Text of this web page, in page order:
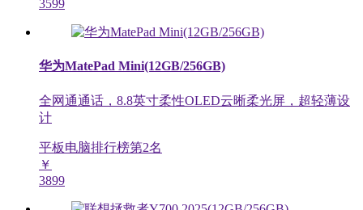
3599
华为MatePad Mini(12GB/256GB)
全网通通话，8.8英寸柔性OLED云晰柔光屏，超轻薄设
计
平板电脑排行榜第2名
￥
3899